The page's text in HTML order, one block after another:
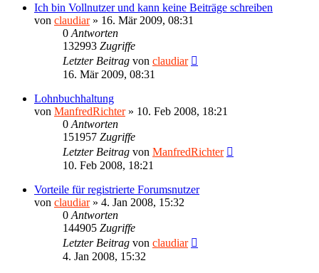
Ich bin Vollnutzer und kann keine Beiträge schreiben
von claudiar» 16. Mär 2009, 08:31
0 Antworten
132993 Zugriffe
Letzter Beitrag von claudiar
16. Mär 2009, 08:31
Lohnbuchhaltung
von ManfredRichter» 10. Feb 2008, 18:21
0 Antworten
151957 Zugriffe
Letzter Beitrag von ManfredRichter
10. Feb 2008, 18:21
Vorteile für registrierte Forumsnutzer
von claudiar» 4. Jan 2008, 15:32
0 Antworten
144905 Zugriffe
Letzter Beitrag von claudiar
4. Jan 2008, 15:32